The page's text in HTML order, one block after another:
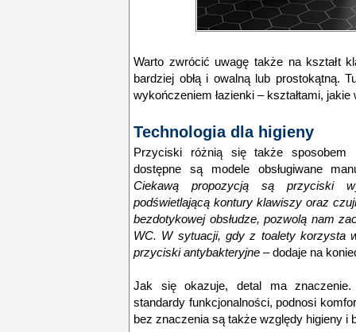
Warto zwrócić uwagę także na kształt
bardziej obłą i owalną lub prostokątną.
wykończeniem łazienki – kształtami, jakie
Technologia dla higieny
Przyciski różnią się także sposobem
dostępne są modele obsługiwane
Ciekawą propozycją są przyciski
podświetlającą kontury klawiszy oraz
bezdotykowej obsłudze, pozwolą nam
WC. W sytuacji, gdy z toalety korzysta
przyciski antybakteryjne –dodaje na
Jak się okazuje, detal ma
standardy funkcjonalności, podnosi
bez znaczenia są także względy higieny i